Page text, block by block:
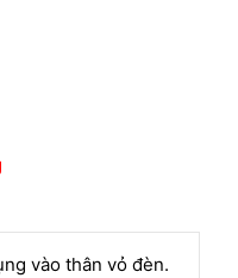
vào thân vỏ đèn.